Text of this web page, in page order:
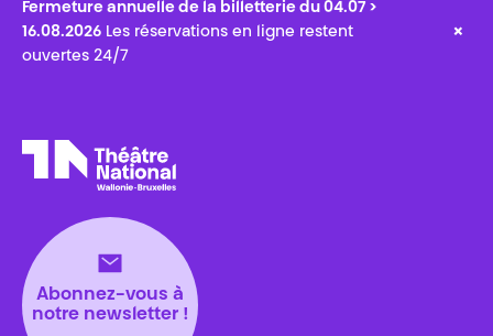
Fermeture annuelle de la billetterie du 04.07 >
16.08.2026 Les réservations en ligne restent
ouvertes 24/7
×
Abonnez-vous à
notre newsletter !